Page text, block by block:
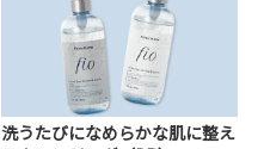
洗うたびになめらかな肌に整え